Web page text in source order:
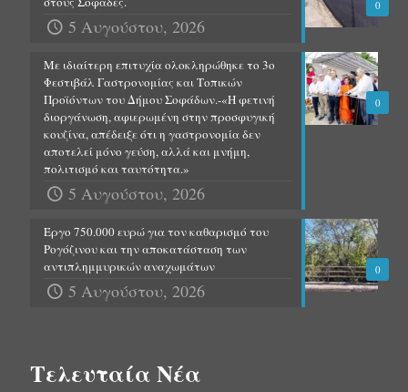
0
5 Αυγούστου, 2026
0
Με ιδιαίτερη επιτυχία ολοκληρώθηκε το 3ο
Φεστιβάλ Γαστρονομίας και Τοπικών
Προϊόντων του Δήμου Σοφάδων.-«Η φετινή
διοργάνωση, αφιερωμένη στην προσφυγική
κουζίνα, απέδειξε ότι η γαστρονομία δεν
αποτελεί μόνο γεύση, αλλά και μνήμη,
πολιτισμό και ταυτότητα.»
5 Αυγούστου, 2026
0
Έργο 750.000 ευρώ για τον καθαρισμό του
Ρογόζινου και την αποκατάσταση των
αντιπλημμυρικών αναχωμάτων
5 Αυγούστου, 2026
Τελευταία Νέα